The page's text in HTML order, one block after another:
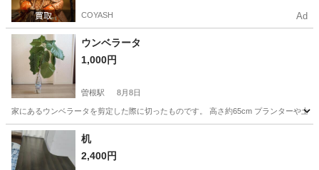
COYASH Ad
ウンベラータ
1,000円
曽根駅 8月8日
家にあるウンベラータを剪定した際に切ったものです。 高さ約65cm プランターや土
大阪 豊中市
机
2,400円